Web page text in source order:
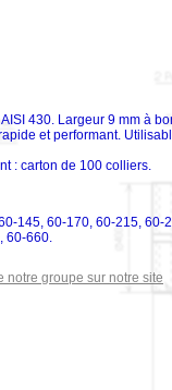
430. Largeur 9 mm à
et performant.
: carton de 100 colliers.
145, 60-170, 60-215, 60-
60-660.
notre groupe sur notre site